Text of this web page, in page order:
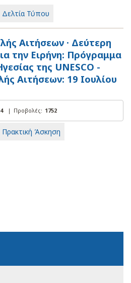
Δελτία Τύπου
Αιτήσεων · Δεύτερη
την Ειρήνη: Πρόγραμμα
της UNESCO -
Αιτήσεων: 19 Ιουλίου
| Προβολές: 1752
Πρακτική Άσκηση